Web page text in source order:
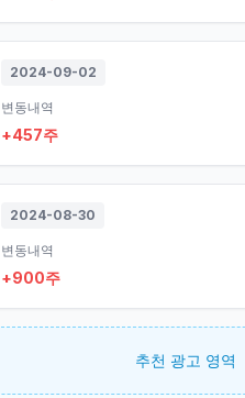
2024-09-02
변동내역
+457주
2024-08-30
변동내역
+900주
추천 광고 영역